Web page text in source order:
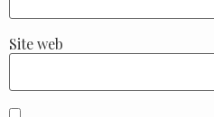
Site web